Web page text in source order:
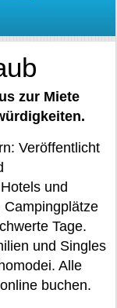
zur Miete
Veröffentlicht
und
Campingplätze
Tage.
und Singles
Alle
buchen.